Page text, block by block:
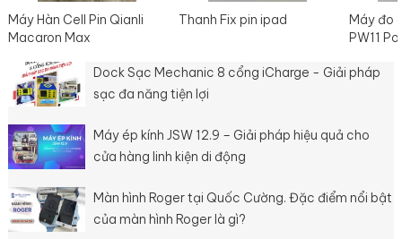
Máy Hàn Cell Pin Qianli
Macaron Max
Thanh Fix pin ipad
Máy đo
PW11
Dock Sạc Mechanic 8 cổng iCharge - Giải pháp
sạc đa năng tiện lợi
Máy ép kính JSW 12.9 – Giải pháp hiệu quả cho
cửa hàng linh kiện di động
Màn hình Roger tại Quốc Cường. Đặc điểm nổi bật
của màn hình Roger là gì?